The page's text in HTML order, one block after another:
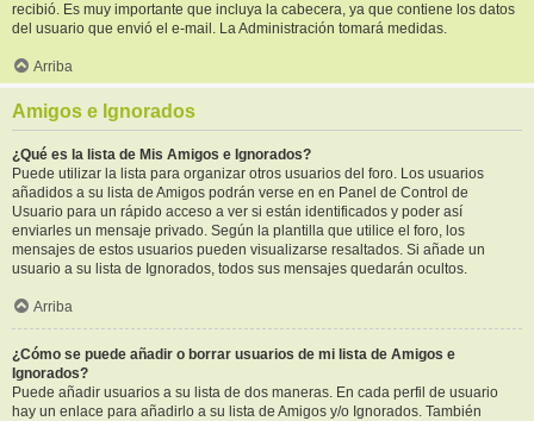
recibió. Es muy importante que incluya la cabecera, ya que contiene los datos
del usuario que envió el e-mail. La Administración tomará medidas.
Arriba
Amigos e Ignorados
¿Qué es la lista de Mis Amigos e Ignorados?
Puede utilizar la lista para organizar otros usuarios del foro. Los usuarios
añadidos a su lista de Amigos podrán verse en en Panel de Control de
Usuario para un rápido acceso a ver si están identificados y poder así
enviarles un mensaje privado. Según la plantilla que utilice el foro, los
mensajes de estos usuarios pueden visualizarse resaltados. Si añade un
usuario a su lista de Ignorados, todos sus mensajes quedarán ocultos.
Arriba
¿Cómo se puede añadir o borrar usuarios de mi lista de Amigos e
Ignorados?
Puede añadir usuarios a su lista de dos maneras. En cada perfil de usuario
hay un enlace para añadirlo a su lista de Amigos y/o Ignorados. También